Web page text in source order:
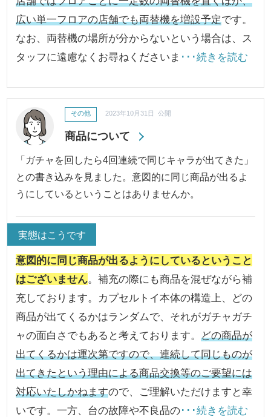
広い単一フロアの店舗でも両替機を増設予定です。
なお、両替機の場所が分からないという場合は、ス
タッフに遠慮なくお尋ねくださいま ･･･続きを読む
商品について
その他 2023年10月31日 公開
「ガチャを回したら4回連続で同じキャラが出てきた」
との書き込みを見ました。意図的に同じ商品が出るよ
うにしているということはありませんか。
実態はこうです
意図的に同じ商品が出るようにしているということ
はございません。補充の際にも商品を混ぜながら補
充しております。カプセルトイ本体の構造上、どの
商品が出てくるかはランダムで、それがガチャガチ
ャの面白さでもあると考えております。どの商品が
出てくるかは運次第ですので、連続して同じものが
出てきたという理由による商品交換等のご要望には
対応いたしかねますので、ご理解いただけますと幸
いです。一方、台の故障や不良品の･･･続きを読む